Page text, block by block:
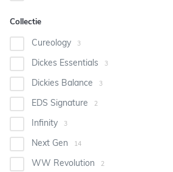
Collectie
Cureology 3
Dickes Essentials 3
Dickies Balance 3
EDS Signature 2
Infinity 3
Next Gen 14
WW Revolution 2